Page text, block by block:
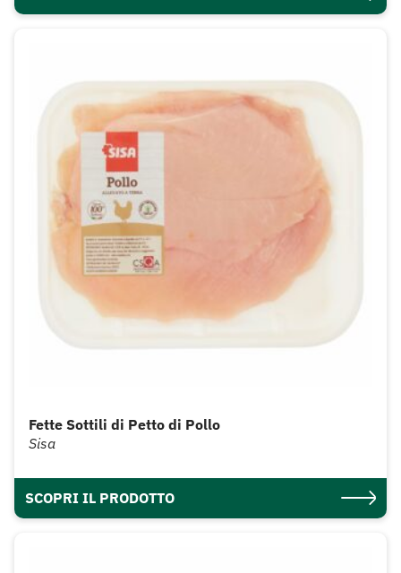
Fette Sottili di Petto di Pollo
Sisa
SCOPRI IL PRODOTTO